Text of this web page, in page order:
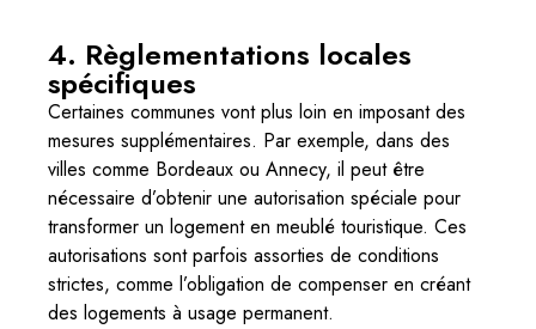
4. Règlementations locales
spécifiques
Certaines communes vont plus loin en imposant des
mesures supplémentaires. Par exemple, dans des
villes comme Bordeaux ou Annecy, il peut être
nécessaire d’obtenir une autorisation spéciale pour
transformer un logement en meublé touristique. Ces
autorisations sont parfois assorties de conditions
strictes, comme l’obligation de compenser en créant
des logements à usage permanent.